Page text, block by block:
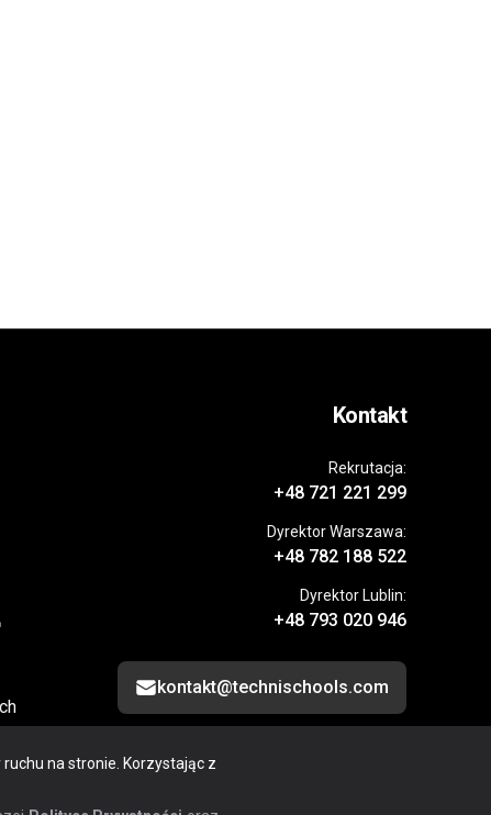
na stronie. Korzystając z
Kontakt
Rekrutacja:
+48 721 221 299
Dyrektor Warszawa:
+48 782 188 522
Dyrektor Lublin:
+48 793 020 946
kontakt@technischools.com